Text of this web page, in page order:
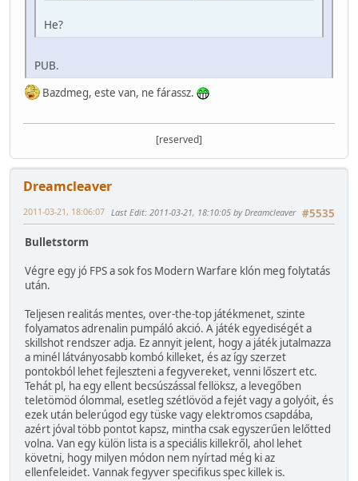
He?
PUB.
Bazdmeg, este van, ne fárassz.
[reserved]
Dreamcleaver
#5535
2011-03-21, 18:06:07 Last Edit: 2011-03-21, 18:10:05 by Dreamcleaver
Bulletstorm
Végre egy jó FPS a sok fos Modern Warfare klón meg folytatás
után.
Teljesen realitás mentes, over-the-top játékmenet, szinte
folyamatos adrenalin pumpáló akció. A játék egyediségét a
skillshot rendszer adja. Ez annyit jelent, hogy a játék jutalmazza
a minél látványosabb kombó killeket, és az így szerzet
pontokból lehet fejleszteni a fegyvereket, venni lőszert etc.
Tehát pl, ha egy ellent becsúszással fellöksz, a levegőben
teletömöd ólommal, esetleg szétlövöd a fejét vagy a golyóit, és
ezek után belerúgod egy tüske vagy elektromos csapdába,
azért jóval több pontot kapsz, mintha csak egyszerűen lelőtted
volna. Van egy külön lista is a speciális killekről, ahol lehet
követni, hogy milyen módon nem nyírtad még ki az
ellenfeleidet. Vannak fegyver specifikus spec killek is.